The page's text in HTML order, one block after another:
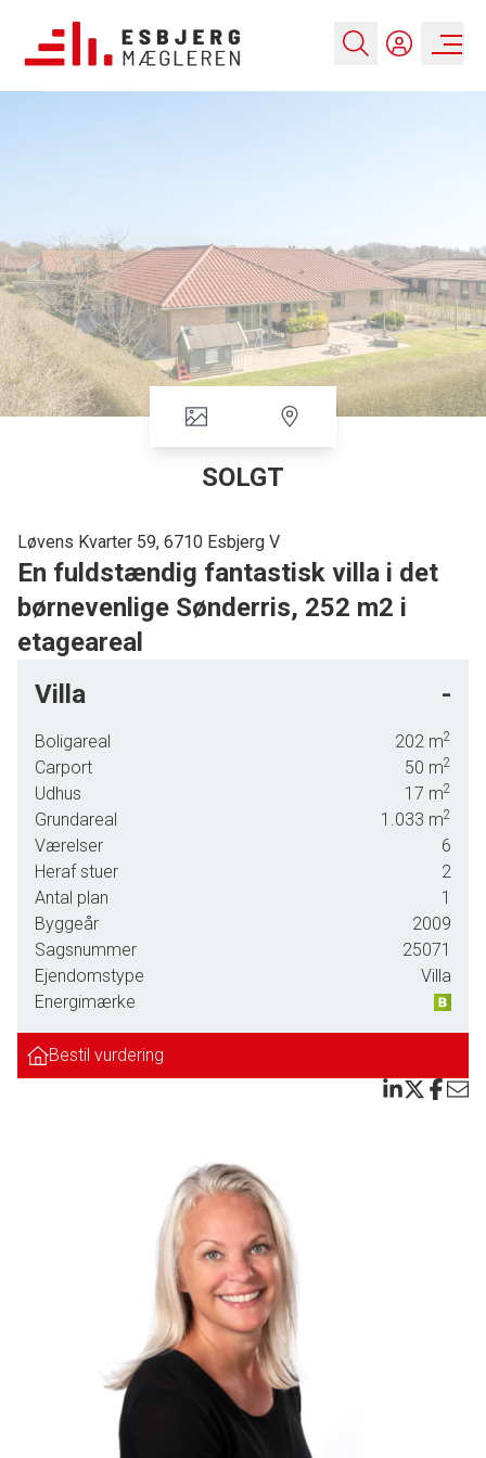
SOLGT
Løvens Kvarter 59, 6710 Esbjerg V
En fuldstændig fantastisk villa i det
børnevenlige Sønderris, 252 m2 i
etageareal
flotte og store villa fra 2009, beliggende attraktivt i det
Sønderris skolen.
Boligen fremstår fuldstændig indflytningsklar, og opført i
flotte tidsløse materialer, og ydermere i gode gedigne
materialevalg. Huset har en helt suveræn planløsning, med
en dejlig forældreafdeling, separat børneafdeling, samt
husets skønne køkken/alrum placeret centralt i huset,
hvilket uden tvivl udgør hjerterummet i denne smukke villa.
Indeholder:
Præsentabel entre. Rummeligt bryggersrum. SKØNT
masse af skabsplads og gulvplads. Skønt alrum med
udgang til den overdækkede terrasse. Åben forbindelse til
den lyse og hyggelige stue med et flot udsyn til den
3 store og gode børneværelser, pænt badeværelse med
Dejligt soveværelse med adgang til eget stort
Tilhørende er der en integreret dobbelt vognport, samt
isoleret hobbyrum med mange anvendelsesmuligheder.
Desuden er der tilhørende den skønneste lukkede have
med gode terrassearealer inkl. overdækket terrasse som
Villa -
Boligareal 202 m2
Carport 50 m2
Udhus 17 m2
Grundareal 1.033 m2
Værelser
6
Heraf stuer
2
Antal plan
1
Byggeår
2009
Sagsnummer
25071
Ejendomstype
Villa
Energimærke
Bestil vurdering